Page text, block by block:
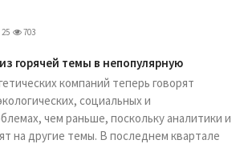
703
горячей темы в непопулярную
компаний теперь говорят
социальных и
чем раньше, поскольку аналитики и
на другие темы. В последнем квартале